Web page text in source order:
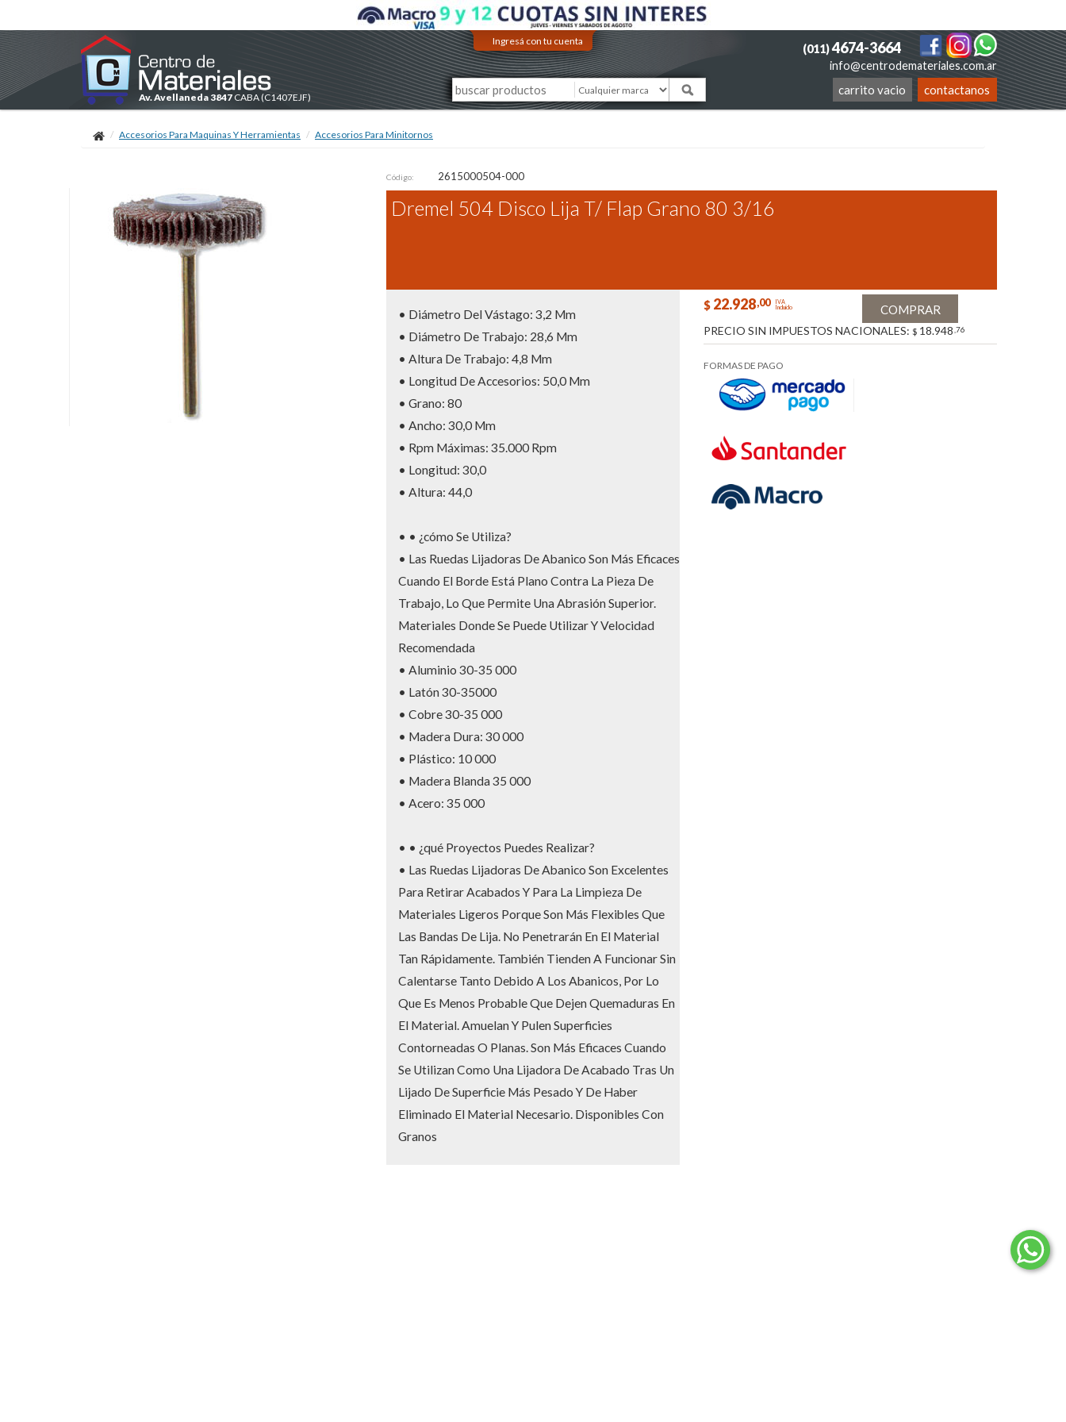
Ingresá con tu cuenta
info@centrodemateriales.com.ar
Av. Avellaneda 3847 CABA(C1407EJF)
(011)4674-3664
contactanos
carrito vacio
Accesorios Para Maquinas Y Herramientas Accesorios Para Minitornos
Código: 2615000504-000
Dremel 504 Disco Lija T/ Flap Grano 80 3/16
$ 22.928,00 IVA
Incluido COMPRAR
PRECIO SIN IMPUESTOS NACIONALES: $ 18.948 ,76
FORMAS DE PAGO
• Diámetro Del Vástago: 3,2 Mm
• Diámetro De Trabajo: 28,6 Mm
• Altura De Trabajo: 4,8 Mm
• Longitud De Accesorios: 50,0 Mm
• Grano: 80
• Ancho: 30,0 Mm
• Rpm Máximas: 35.000 Rpm
• Longitud: 30,0
• Altura: 44,0
• • ¿cómo Se Utiliza?
• Las Ruedas Lijadoras De Abanico Son Más Eficaces
Cuando El Borde Está Plano Contra La Pieza De
Trabajo, Lo Que Permite Una Abrasión Superior.
Materiales Donde Se Puede Utilizar Y Velocidad
Recomendada
• Aluminio 30-35 000
• Latón 30-35000
• Cobre 30-35 000
• Madera Dura: 30 000
• Plástico: 10 000
• Madera Blanda 35 000
• Acero: 35 000
• • ¿qué Proyectos Puedes Realizar?
• Las Ruedas Lijadoras De Abanico Son Excelentes
Para Retirar Acabados Y Para La Limpieza De
Materiales Ligeros Porque Son Más Flexibles Que
Las Bandas De Lija. No Penetrarán En El Material
Tan Rápidamente. También Tienden A Funcionar Sin
Calentarse Tanto Debido A Los Abanicos, Por Lo
Que Es Menos Probable Que Dejen Quemaduras En
El Material. Amuelan Y Pulen Superficies
Contorneadas O Planas. Son Más Eficaces Cuando
Se Utilizan Como Una Lijadora De Acabado Tras Un
Lijado De Superficie Más Pesado Y De Haber
Eliminado El Material Necesario. Disponibles Con
Granos